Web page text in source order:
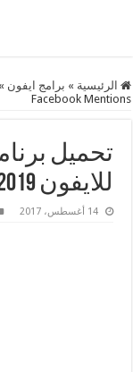
الرئيسية » برامج ايفون »
Facebook Mentions
تحميل
للايفون 2019 Facebook Mentions
14 أغسطس، 2017